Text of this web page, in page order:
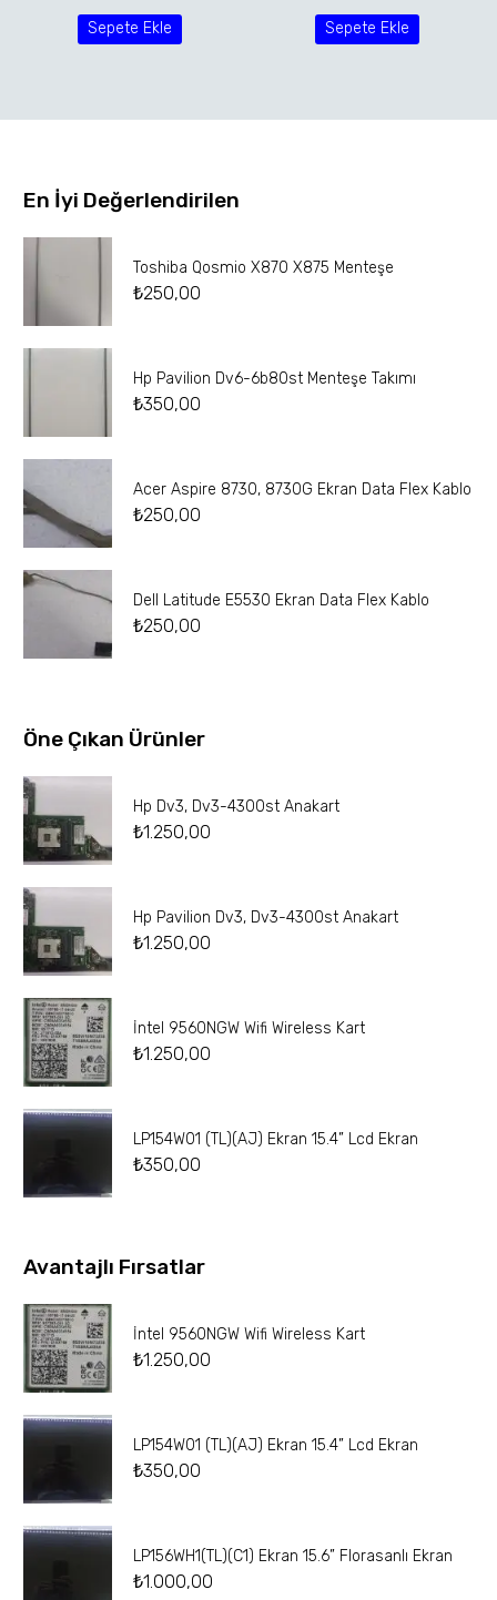
Sepete Ekle Sepete Ekle
En İyi Değerlendirilen
Toshiba Qosmio X870 X875 Menteşe
₺250,00
Hp Pavilion Dv6-6b80st Menteşe Takımı
₺350,00
Acer Aspire 8730, 8730G Ekran Data Flex Kablo
₺250,00
Dell Latitude E5530 Ekran Data Flex Kablo
₺250,00
Öne Çıkan Ürünler
Hp Dv3, Dv3-4300st Anakart
₺1.250,00
Hp Pavilion Dv3, Dv3-4300st Anakart
₺1.250,00
İntel 9560NGW Wifi Wireless Kart
₺1.250,00
LP154W01 (TL)(AJ) Ekran 15.4” Lcd Ekran
₺350,00
Avantajlı Fırsatlar
İntel 9560NGW Wifi Wireless Kart
₺1.250,00
LP154W01 (TL)(AJ) Ekran 15.4” Lcd Ekran
₺350,00
LP156WH1(TL)(C1) Ekran 15.6” Florasanlı Ekran
₺1.000,00